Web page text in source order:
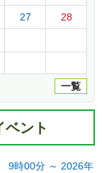
27 28
一覧
ント
9時00分 ～ 2026年